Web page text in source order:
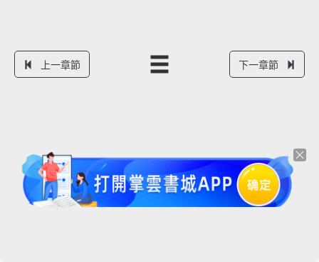
上一章節 下一章節